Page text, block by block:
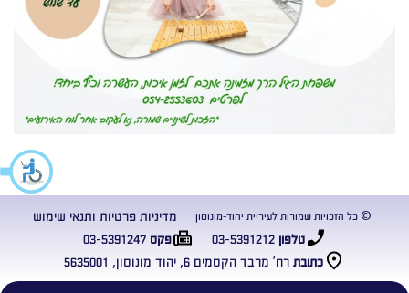
כתובת רח’ מרבד הקסמים 6, יהוד מונוסון, 5635001
טלפון03-5391212 פקס03-5391247
© כל הזכויות שמורות לעיריית יהוד-מונוסון מדיניות פרטיות ותנאי שימוש